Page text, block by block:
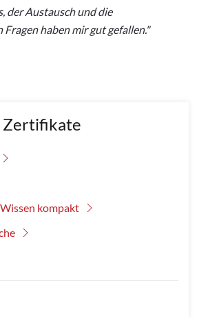
der Austausch und die
haben mir gut gefallen."
Zertifikate
kompakt